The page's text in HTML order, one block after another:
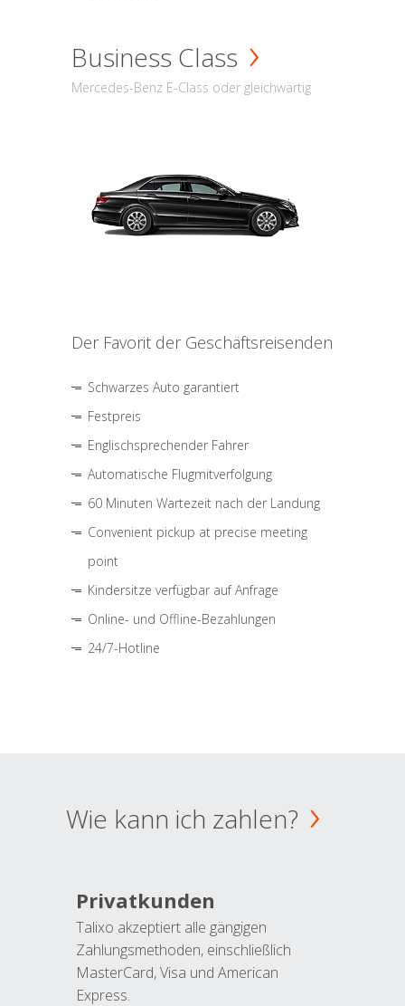
Business Class
Mercedes-Benz E-Class oder gleichwärtig
Der Favorit der Geschäftsreisenden
Schwarzes Auto garantiert
Festpreis
Englischsprechender Fahrer
Automatische Flugmitverfolgung
60 Minuten Wartezeit nach der Landung
Convenient pickup at precise meeting
point
Kindersitze verfügbar auf Anfrage
Online- und Offline-Bezahlungen
24/7-Hotline
Wie kann ich zahlen?
Privatkunden
Talixo akzeptiert alle gängigen
Zahlungsmethoden, einschließlich
MasterCard, Visa und American
Express.